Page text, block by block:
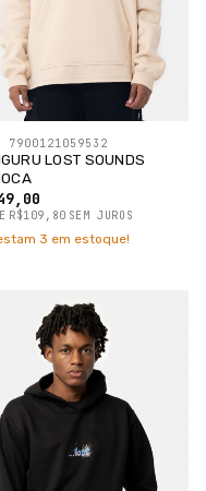
LOST SOUNDS
R$109,80 SEM JUROS
7900121059532
3 em estoque!